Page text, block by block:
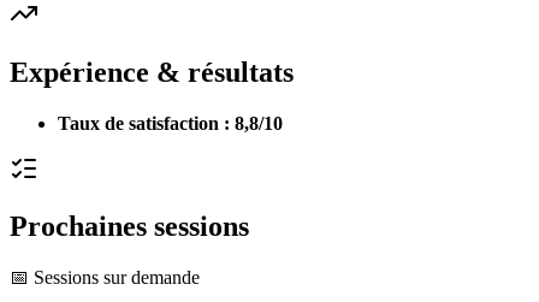
Expérience & résultats
Taux de satisfaction : 8,8/10
Prochaines sessions
📅 Sessions sur demande